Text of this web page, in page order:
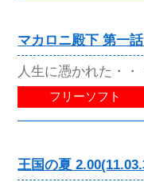
マカロニ殿下 第一
人生に憑かれた・
フリーソフト
王国の夏